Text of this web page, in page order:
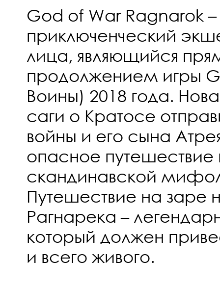
God of War Ragnarok –
приключенческий
лица, являющийся
продолжением игры
Воины) 2018 года.
саги о Кратосе
войны и его сына
опасное
скандинавской
Путешествие на заре
Рагнарека –
который должен
и всего живого.